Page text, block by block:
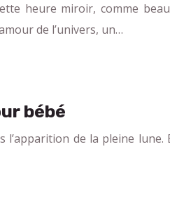
heure miroir, comme
de l’univers, un…
bébé
de la pleine